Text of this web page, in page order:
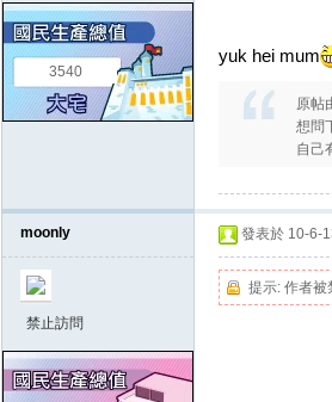
3540
yuk hei mum
原帖
想問
自己
moonly
禁止訪問
發表於 10-6-
提示: 作者被